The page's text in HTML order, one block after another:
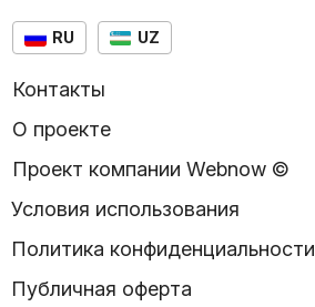
RU UZ
Контакты
О проекте
Проект компании Webnow ©
Условия использования
Политика конфиденциальности
Публичная оферта